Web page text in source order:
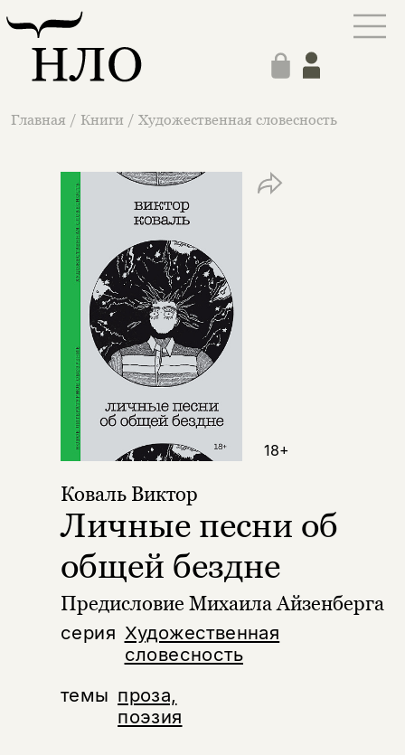
Главная / Книги / Художественная словесность
серия Художественная
словесность
темы проза,
поэзия
Коваль Виктор
Личные песни об
общей бездне
Предисловие Михаила Айзенберга
18+